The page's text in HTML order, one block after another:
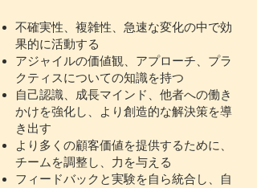
不確実性、複雑性、急速な変化の中で効
果的に活動する
アジャイルの価値観、アプローチ、プラ
クティスについての知識を持つ
自己認識、成長マインド、他者への働き
かけを強化し、より創造的な解決策を導
き出す
より多くの顧客価値を提供するために、
チームを調整し、力を与える
フィードバックと実験を自ら統合し、自